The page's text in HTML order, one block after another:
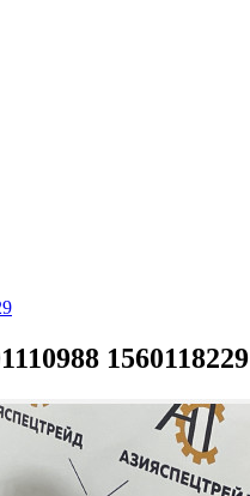
1560118229